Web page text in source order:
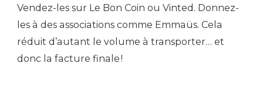
Vendez-les sur Le Bon Coin ou Vinted. Donnez-
les à des associations comme Emmaüs. Cela
réduit d’autant le volume à transporter… et
donc la facture finale !